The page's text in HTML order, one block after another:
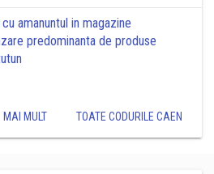
amanuntul in magazine
predominanta de produse
MAI MULT TOATE CODURILE CAEN